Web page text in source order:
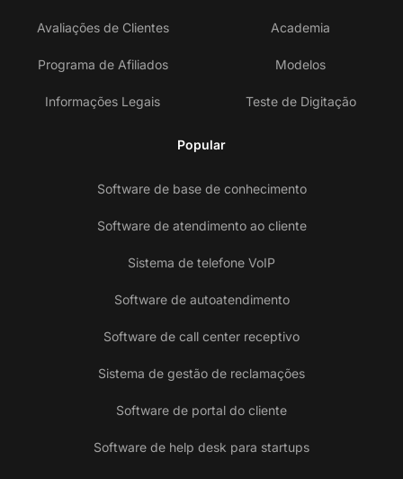
Avaliações de Clientes
Programa de Afiliados
Informações Legais
Academia
Modelos
Teste de Digitação
Popular
Software de base de conhecimento
Software de atendimento ao cliente
Sistema de telefone VoIP
Software de autoatendimento
Software de call center receptivo
Sistema de gestão de reclamações
Software de portal do cliente
Software de help desk para startups